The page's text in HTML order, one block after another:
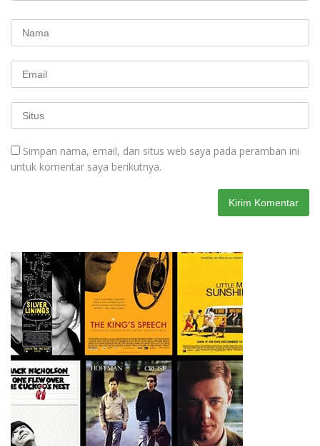
Simpan nama, email, dan situs web saya pada peramban ini
untuk komentar saya berikutnya.